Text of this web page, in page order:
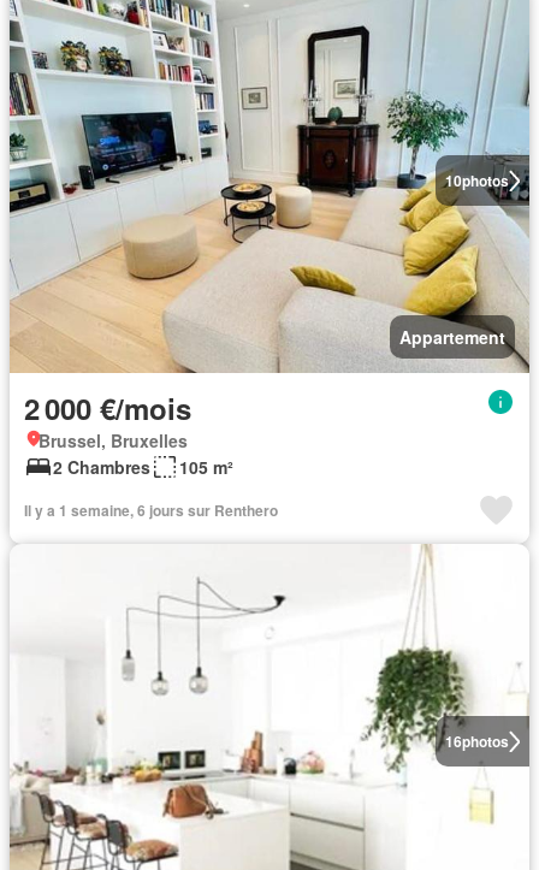
10photos
Appartement
2 000 €/mois
Brussel, Bruxelles
2 Chambres
105 m²
Il y a 1 semaine, 6 jours sur Renthero
16photos